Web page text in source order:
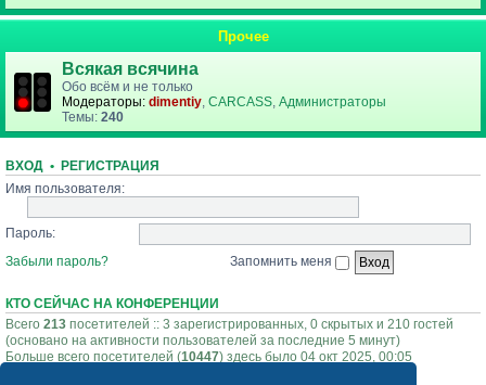
Прочее
Всякая всячина
Обо всём и не только
Модераторы: dimentiy, CARCASS, Администраторы
Темы: 240
ВХОД • РЕГИСТРАЦИЯ
Имя пользователя:
Пароль:
Забыли пароль?
Запомнить меня
КТО СЕЙЧАС НА КОНФЕРЕНЦИИ
Всего 213 посетителей :: 3 зарегистрированных, 0 скрытых и 210 гостей
(основано на активности пользователей за последние 5 минут)
Больше всего посетителей (10447) здесь было 04 окт 2025, 00:05